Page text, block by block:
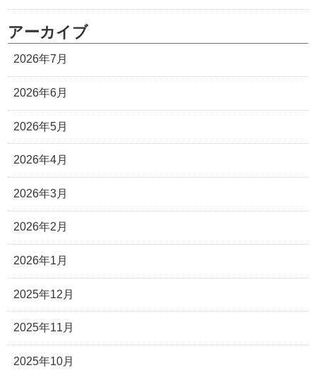
アーカイブ
2026年7月
2026年6月
2026年5月
2026年4月
2026年3月
2026年2月
2026年1月
2025年12月
2025年11月
2025年10月